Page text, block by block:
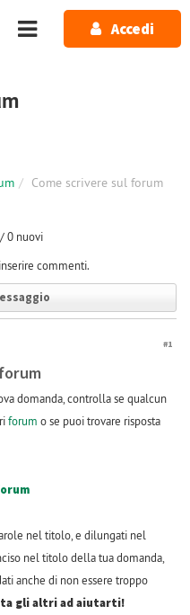
Accedi
Come scrivere sul forum
0 nuovi
commenti.
#1
domanda, controlla se qualcun
forum o se puoi trovare risposta
nel titolo, e dilungati nel
nel titolo della tua domanda,
anche di non essere troppo
gli altri ad aiutarti!